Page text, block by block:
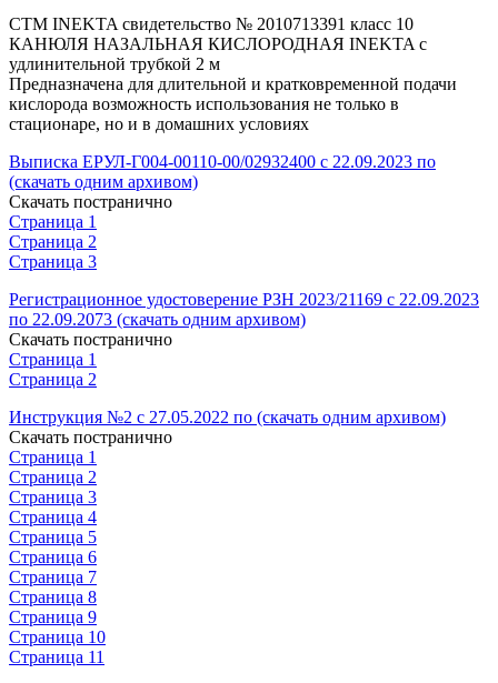
СТМ INEKTA свидетельство № 2010713391 класс 10
КАНЮЛЯ НАЗАЛЬНАЯ КИСЛОРОДНАЯ INEKTA с
удлинительной трубкой 2 м
Предназначена для длительной и кратковременной подачи
кислорода возможность использования не только в
стационаре, но и в домашних условиях
Выписка ЕРУЛ-Г004-00110-00/02932400 с 22.09.2023 по
(скачать одним архивом)
Скачать постранично
Страница 1
Страница 2
Страница 3
Регистрационное удостоверение РЗН 2023/21169 с 22.09.2023
по 22.09.2073 (скачать одним архивом)
Скачать постранично
Страница 1
Страница 2
Инструкция №2 с 27.05.2022 по (скачать одним архивом)
Скачать постранично
Страница 1
Страница 2
Страница 3
Страница 4
Страница 5
Страница 6
Страница 7
Страница 8
Страница 9
Страница 10
Страница 11